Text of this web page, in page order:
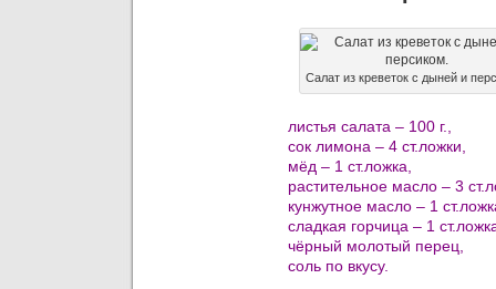
Салат из креветок с дыней и
листья салата – 100 г.,
сок лимона – 4 ст.ложки,
мёд – 1 ст.ложка,
растительное масло – 3
кунжутное масло – 1
сладкая горчица – 1
чёрный молотый перец,
соль по вкусу.